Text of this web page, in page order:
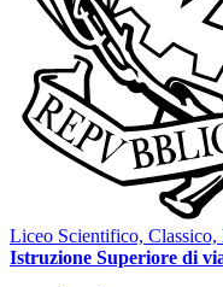
Liceo Scientifico, Classico,
Istruzione Superiore di